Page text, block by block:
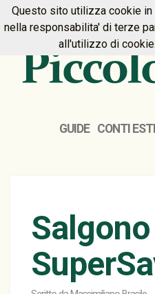
HOME PREMIUM
GUIDE CONTI
Questo sito utilizza cookie
nella responsabilita' di terze
all'utilizzo di cookie.